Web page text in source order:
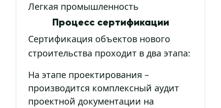
Легкая промышленность
Процесс сертификации
Сертификация объектов нового
строительства проходит в два этапа:
На этапе проектирования –
производится комплексный аудит
проектной документации на